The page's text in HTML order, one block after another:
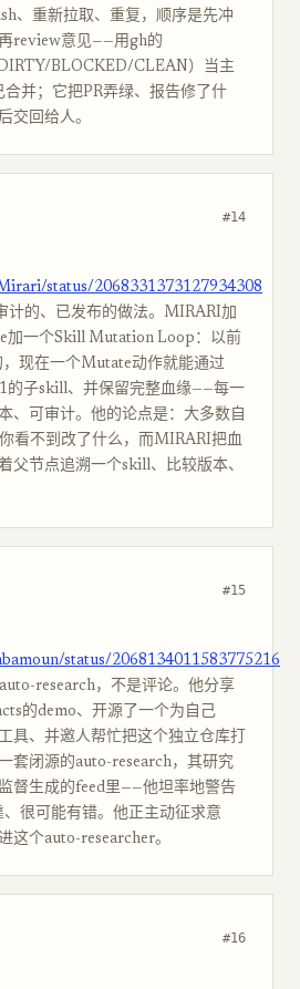
、重新拉取、重复，顺序是先冲
review意见——用gh的
BLOCKED/CLEAN）当主
并；它把PR弄绿、报告修了什
交回给人。
#14
status/2068331373127934308
计的、已发布的做法。MIRARI加
加一个Skill Mutation Loop：以前
现在一个Mutate动作就能通过
的子skill、并保留完整血缘——每一
、可审计。他的论点是：大多数自
看不到改了什么，而MIRARI把血
父节点追溯一个skill、比较版本、
#15
status/2068134011583775216
research，不是评论。他分享
的demo、开源了一个为自己
具、并邀人帮忙把这个独立仓库打
套闭源的auto-research，其研究
督生成的feed里——他坦率地警告
很可能有错。他正主动征求意
这个auto-researcher。
#16